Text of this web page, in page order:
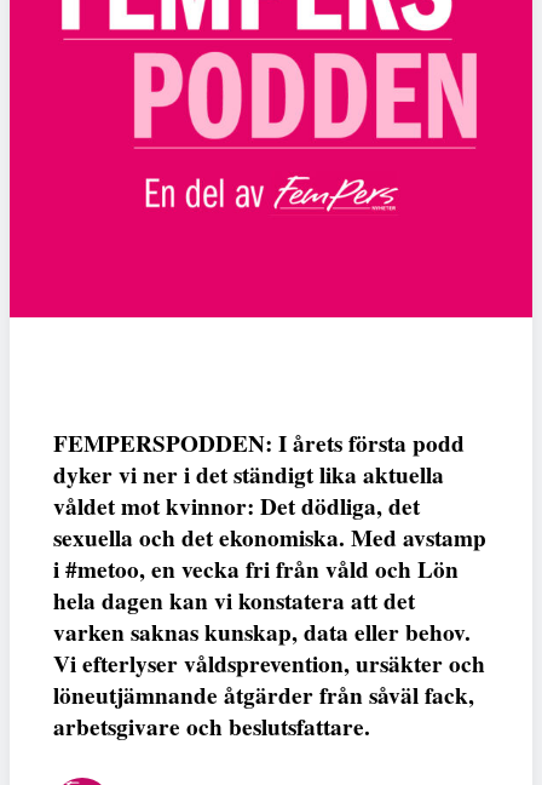
FEMPERSPODDEN: I årets första podd
dyker vi ner i det ständigt lika aktuella
våldet mot kvinnor: Det dödliga, det
sexuella och det ekonomiska. Med avstamp
i #metoo, en vecka fri från våld och Lön
hela dagen kan vi konstatera att det
varken saknas kunskap, data eller behov.
Vi efterlyser våldsprevention, ursäkter och
löneutjämnande åtgärder från såväl fack,
arbetsgivare och beslutsfattare.